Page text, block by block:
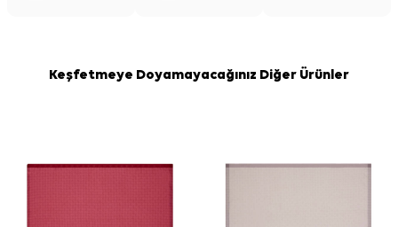
Keşfetmeye Doyamayacağınız Diğer Ürünler